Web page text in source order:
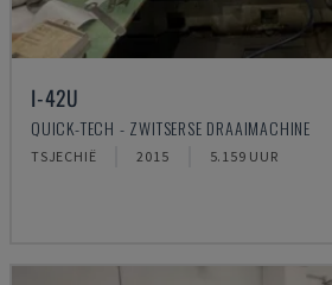
I-42U
QUICK-TECH - ZWITSERSE DRAAIMACHINE
TSJECHIË 2015 5.159 UUR